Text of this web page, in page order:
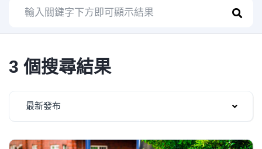
3 個搜尋結果
最新發布